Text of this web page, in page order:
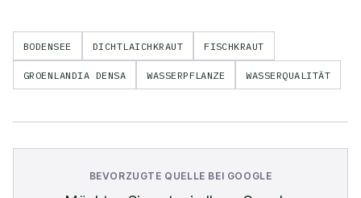
BODENSEE DICHTLAICHKRAUT FISCHKRAUT
GROENLANDIA DENSA WASSERPFLANZE WASSERQUALITÄT
BEVORZUGTE QUELLE BEI GOOGLE